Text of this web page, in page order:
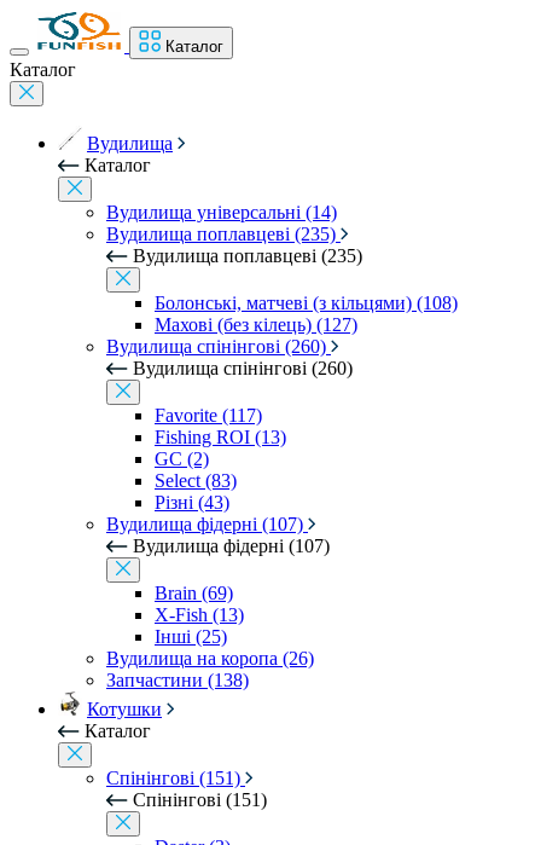
Каталог
Каталог
Вудилища
Каталог
Вудилища універсальні (14)
Вудилища поплавцеві (235)
Вудилища поплавцеві (235)
Болонські, матчеві (з кільцями) (108)
Махові (без кілець) (127)
Вудилища спінінгові (260)
Вудилища спінінгові (260)
Favorite (117)
Fishing ROI (13)
GC (2)
Select (83)
Різні (43)
Вудилища фідерні (107)
Вудилища фідерні (107)
Brain (69)
X-Fish (13)
Інші (25)
Вудилища на коропа (26)
Запчастини (138)
Котушки
Каталог
Спінінгові (151)
Спінінгові (151)